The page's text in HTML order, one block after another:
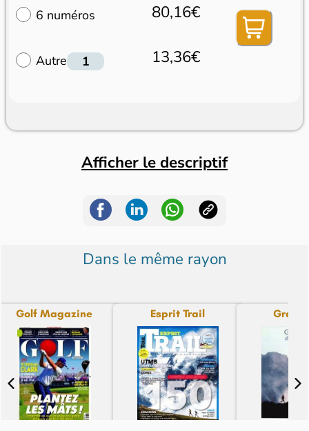
6 numéros 80,16€
Autre 13,36€
Afficher le descriptif
Dans le même rayon
Golf Magazine Esprit Trail Grand